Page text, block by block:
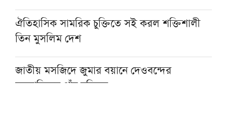
ঐতিহাসিক সামরিক চুক্তিতে সই করল শক্তিশালী
তিন মুসলিম দেশ
জাতীয় মসজিদে জুমার বয়ানে দেওবন্দের
মুহতামিমের পাঁচ নসিহত